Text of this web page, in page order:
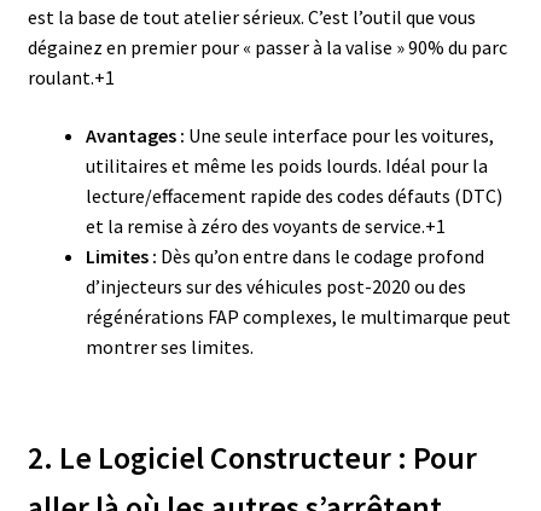
est la base de tout atelier sérieux. C’est l’outil que vous
dégainez en premier pour « passer à la valise » 90% du parc
roulant.+1
Avantages : Une seule interface pour les voitures,
utilitaires et même les poids lourds. Idéal pour la
lecture/effacement rapide des codes défauts (DTC)
et la remise à zéro des voyants de service.+1
Limites : Dès qu’on entre dans le codage profond
d’injecteurs sur des véhicules post-2020 ou des
régénérations FAP complexes, le multimarque peut
montrer ses limites.
2. Le Logiciel Constructeur : Pour